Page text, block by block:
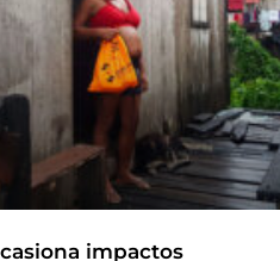
impactos